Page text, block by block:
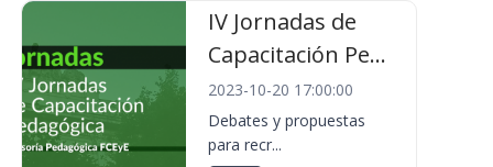
IV Jornadas de
Capacitación Pe...
2023-10-20 17:00:00
Debates y propuestas
para recr...